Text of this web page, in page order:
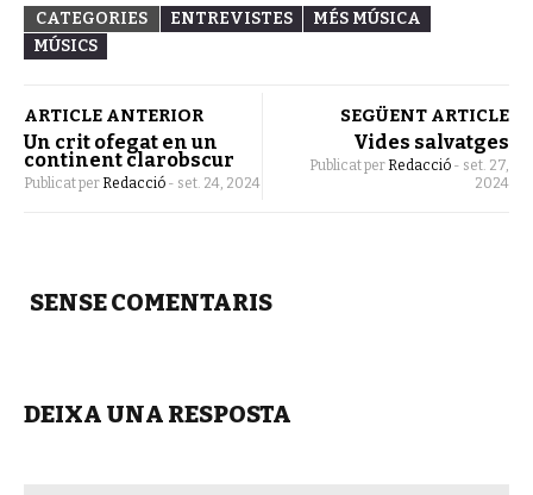
CATEGORIES ENTREVISTES
MÉS MÚSICA
MÚSICS
ARTICLE ANTERIOR
Un crit ofegat en un
continent clarobscur
Publicat per Redacció - set. 24, 2024
SEGÜENT ARTICLE
Vides salvatges
Publicat per Redacció - set. 27,
2024
SENSE COMENTARIS
DEIXA UNA RESPOSTA